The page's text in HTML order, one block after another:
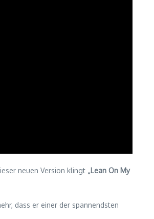
neuen Version klingt „Lean On My
dass er einer der spannendsten